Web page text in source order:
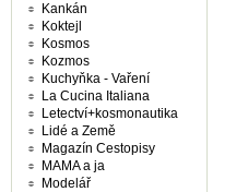
Kankán
Koktejl
Kosmos
Kozmos
Kuchyňka - Vaření
La Cucina Italiana
Letectví+kosmonautika
Lidé a Země
Magazín Cestopisy
MAMA a ja
Modelář